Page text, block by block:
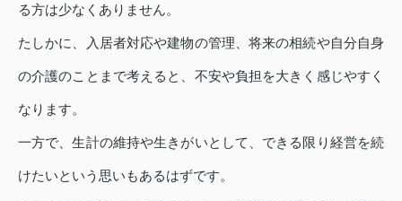
る方は少なくありません。
たしかに、入居者対応や建物の管理、将来の相続や自分自身
の介護のことまで考えると、不安や負担を大きく感じやすく
なります。
一方で、生計の維持や生きがいとして、できる限り経営を続
けたいという思いもあるはずです。